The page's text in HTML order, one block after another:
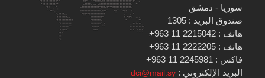
سوريا - دمشق
صندوق البريد : 1305
هاتف : 2215042 11 963+
هاتف : 2222205 11 963+
فاكس : 2245981 11 963+
البريد الإلكتروني :dci@mail.sy